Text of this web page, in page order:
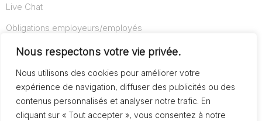
Nous respectons votre vie privée.
Nous utilisons des cookies pour améliorer votre
expérience de navigation, diffuser des publicités ou des
contenus personnalisés et analyser notre trafic. En
cliquant sur « Tout accepter », vous consentez à notre
Live Chat
Obligations employeurs/employés
Conditions d’utilisation
Mentions légales
© Copyright AideAuxSeniors.fr 2024. Designed and